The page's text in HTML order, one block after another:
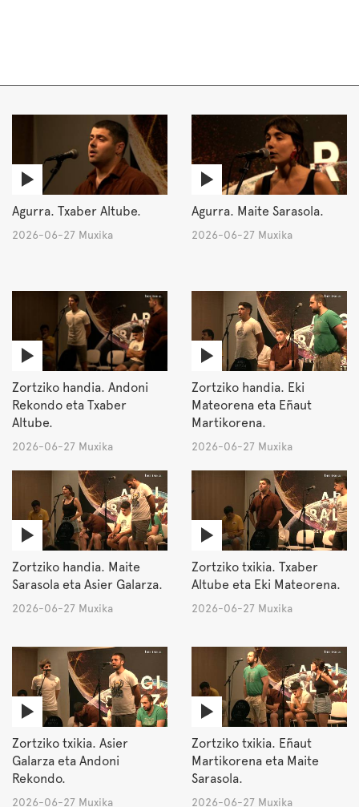
Agurra. Txaber Altube.
2026-06-27 Muxika
Agurra. Maite Sarasola.
2026-06-27 Muxika
Zortziko handia. Andoni
Rekondo eta Txaber
Altube.
2026-06-27 Muxika
Zortziko handia. Eki
Mateorena eta Eñaut
Martikorena.
2026-06-27 Muxika
Zortziko handia. Maite
Sarasola eta Asier Galarza.
2026-06-27 Muxika
Zortziko txikia. Txaber
Altube eta Eki Mateorena.
2026-06-27 Muxika
Zortziko txikia. Asier
Galarza eta Andoni
Rekondo.
2026-06-27 Muxika
Zortziko txikia. Eñaut
Martikorena eta Maite
Sarasola.
2026-06-27 Muxika